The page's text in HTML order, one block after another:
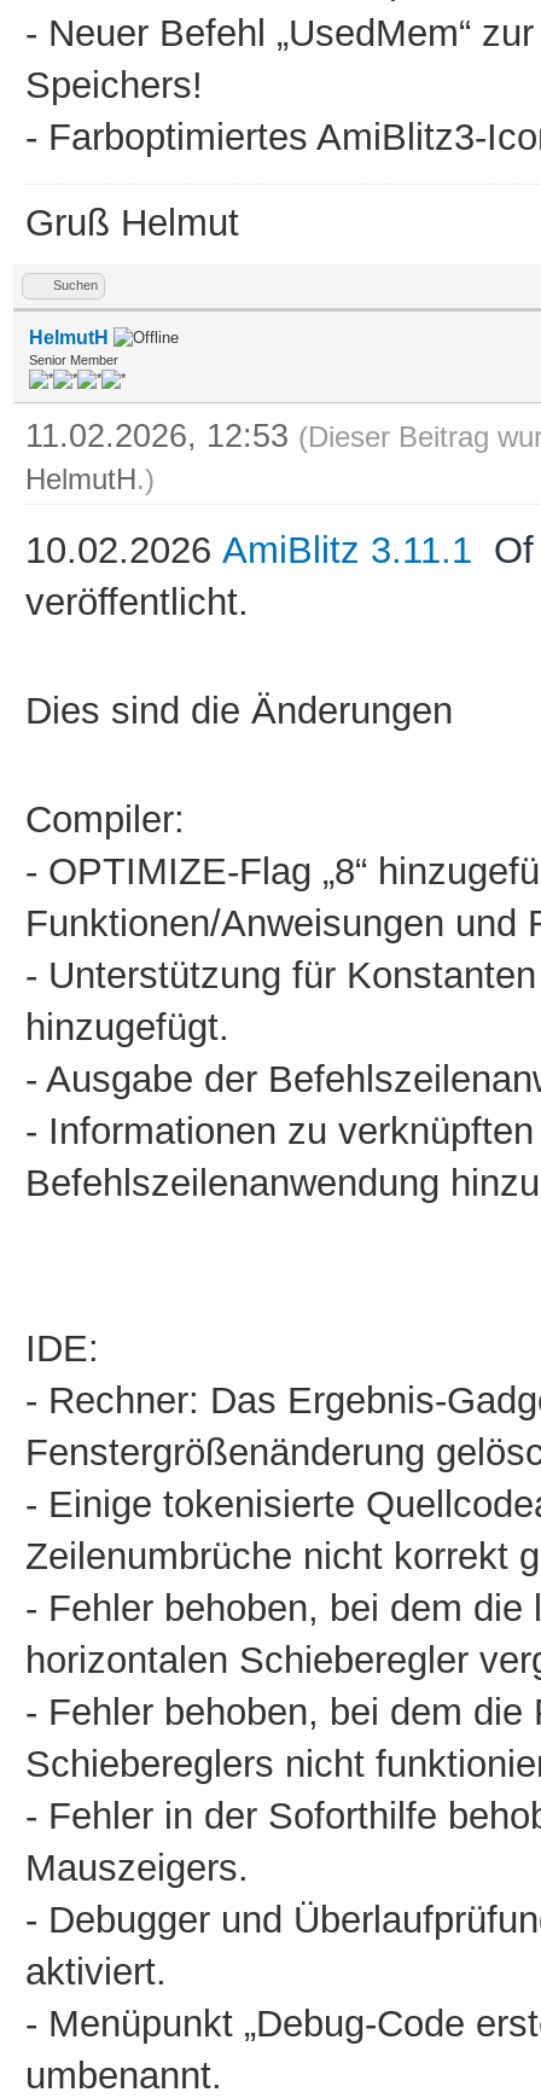
- Neuer Befehl „UsedMem“
Speichers!
- Farboptimiertes AmiBlitz3-
Gruß Helmut
Suchen
HelmutH
Senior Member
11.02.2026, 12:53 (Dieser Beitrag
HelmutH.)
10.02.2026 AmiBlitz 3.11.1
veröffentlicht.
Dies sind die Änderungen
Compiler:
- OPTIMIZE-Flag „8“
Funktionen/Anweisungen und
- Unterstützung für
hinzugefügt.
- Ausgabe der
- Informationen zu
Befehlszeilenanwendung
IDE:
- Rechner: Das Ergebnis-
Fenstergrößenänderung
- Einige tokenisierte
Zeilenumbrüche nicht korrekt
- Fehler behoben, bei dem
horizontalen Schieberegler
- Fehler behoben, bei dem
Schiebereglers nicht
- Fehler in der Soforthilfe
Mauszeigers.
- Debugger und
aktiviert.
- Menüpunkt „Debug-Code
umbenannt.